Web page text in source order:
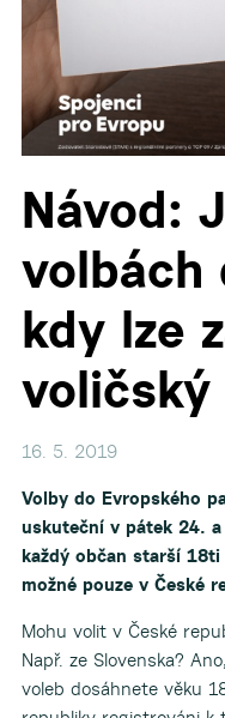
Návod:
volbách
kdy lze
voličský
16. 5. 2019
Volby do Evropského
uskuteční v pátek 24.
každý občan starší
možné pouze v České
Mohu volit v České
Např. ze Slovenska?
voleb dosáhnete věku